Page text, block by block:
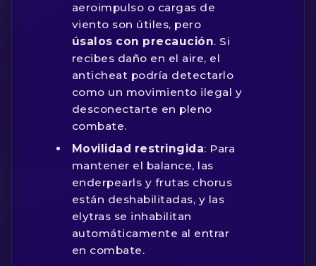
aeroimpulso o cargas de
viento son útiles, pero
úsalos con precaución. Si
recibes daño en el aire, el
anticheat podría detectarlo
como un movimiento ilegal y
desconectarte en pleno
combate.
Movilidad restringida: Para
mantener el balance, las
enderpearls y frutas chorus
están deshabilitadas, y las
elytras se inhabilitan
automáticamente al entrar
en combate.